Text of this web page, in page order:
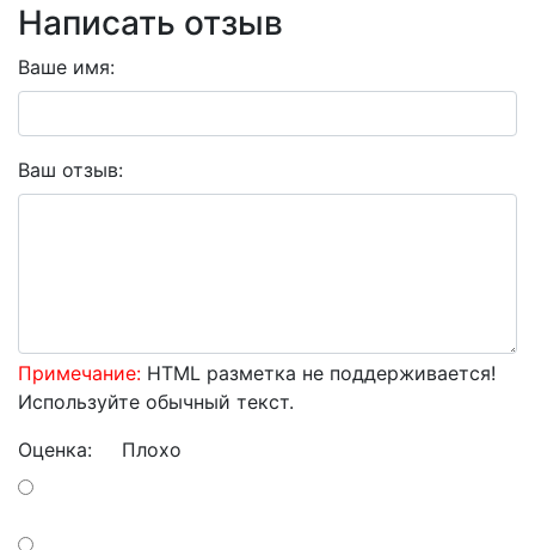
Написать отзыв
Ваше имя:
Ваш отзыв:
Примечание: HTML разметка не поддерживается!
Используйте обычный текст.
Оценка: Плохо